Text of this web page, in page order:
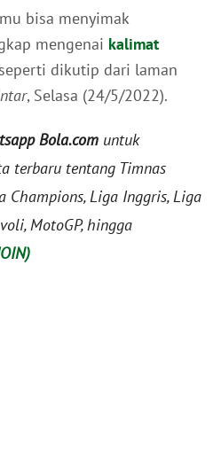
bisa menyimak
mengenai kalimat
dikutip dari laman
, Selasa (24/5/2022).
Bola.com untuk
terbaru tentang Timnas
Champions, Liga Inggris, Liga
MotoGP, hingga